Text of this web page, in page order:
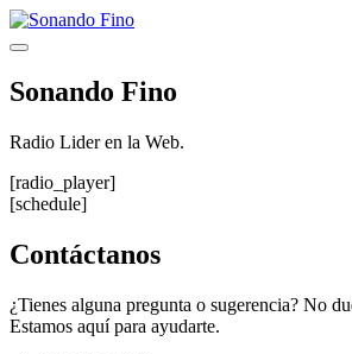
Saltar
al
Menú
Sonando Fino
Radio Lider en la Web.
[radio_player]
[schedule]
Contáctanos
¿Tienes alguna pregunta o sugerencia? No
Estamos aquí para ayudarte.